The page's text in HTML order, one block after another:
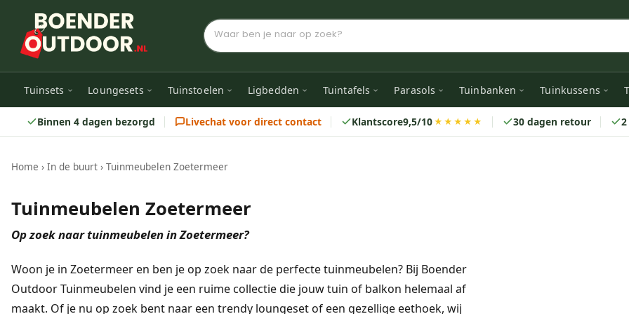
Tuinsets Loungesets Tuinstoelen Ligbedden Tuintafels Parasols Tuinbanken Tuinkussens
Binnen 4 dagen bezorgd Livechat voor direct contact Klantscore9,5/10★★★★★ 30 dagen retour
Home › In de buurt › Tuinmeubelen Zoetermeer
Tuinmeubelen Zoetermeer
Op zoek naar tuinmeubelen in Zoetermeer?
Woon je in Zoetermeer en ben je op zoek naar de perfecte tuinmeubelen? Bij Boender
Outdoor Tuinmeubelen vind je een ruime collectie die jouw tuin of balkon helemaal af
maakt. Of je nu op zoek bent naar een trendy loungeset of een gezellige eethoek, wij